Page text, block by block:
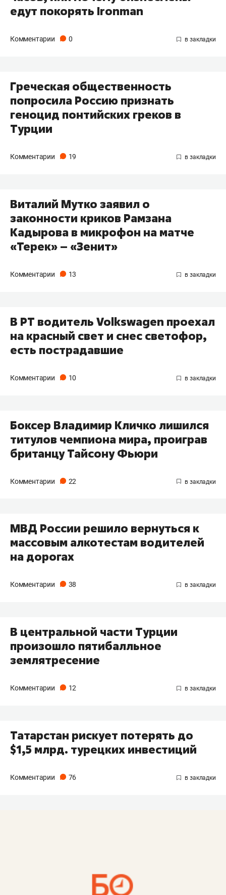
едут покорять Ironman
Комментарии 0
Греческая общественность
попросила Россию признать
геноцид понтийских греков в
Турции
Комментарии 19
Виталий Мутко заявил о
законности криков Рамзана
Кадырова в микрофон на матче
«Терек» – «Зенит»
Комментарии 13
В РТ водитель Volkswagen проехал
на красный свет и снес светофор,
есть пострадавшие
Комментарии 10
Боксер Владимир Кличко лишился
титулов чемпиона мира, проиграв
британцу Тайсону Фьюри
Комментарии 22
МВД России решило вернуться к
массовым алкотестам водителей
на дорогах
Комментарии 38
В центральной части Турции
произошло пятибалльное
землятресение
Комментарии 12
Татарстан рискует потерять до
$1,5 млрд. турецких инвестиций
Комментарии 76